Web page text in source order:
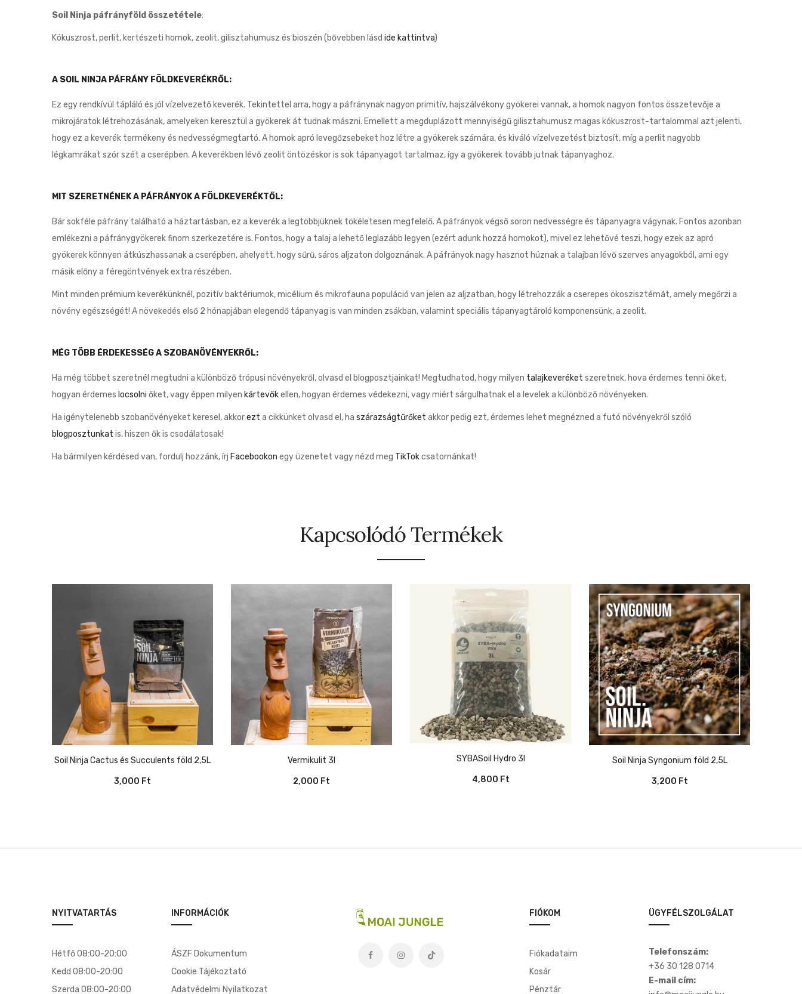
Soil Ninja páfrányföld összetétele:
Kókuszrost, perlit, kertészeti homok, zeolit, gilisztahumusz és bioszén (bővebben lásd ide kattintva)
A SOIL NINJA PÁFRÁNY FÖLDKEVERÉKRŐL:
Ez egy rendkívül tápláló és jól vízelvezető keverék. Tekintettel arra, hogy a páfránynak nagyon primitív, hajszálvékony gyökerei vannak, a homok nagyon fontos összetevője a
mikrojáratok létrehozásának, amelyeken keresztül a gyökerek át tudnak mászni. Emellett a megduplázott mennyiségű gilisztahumusz magas kókuszrost-tartalommal azt jelenti,
hogy ez a keverék termékeny és nedvességmegtartó. A homok apró levegőzsebeket hoz létre a gyökerek számára, és kiváló vízelvezetést biztosít, míg a perlit nagyobb
légkamrákat szór szét a cserépben. A keverékben lévő zeolit ​​öntözéskor is sok tápanyagot tartalmaz, így a gyökerek tovább jutnak tápanyaghoz.
MIT SZERETNÉNEK A PÁFRÁNYOK A FÖLDKEVERÉKTŐL:
Bár sokféle páfrány található a háztartásban, ez a keverék a legtöbbjüknek tökéletesen megfelelő. A páfrányok végső soron nedvességre és tápanyagra vágynak. Fontos azonban
emlékezni a páfránygyökerek finom szerkezetére is. Fontos, hogy a talaj a lehető leglazább legyen (ezért adunk hozzá homokot), mivel ez lehetővé teszi, hogy ezek az apró
gyökerek könnyen átkúszhassanak a cserépben, ahelyett, hogy sűrű, sáros aljzaton dolgoznának. A páfrányok nagy hasznot húznak a talajban lévő szerves anyagokból, ami egy
másik előny a féregöntvények extra részében.
Mint minden prémium keverékünknél, pozitív baktériumok, micélium és mikrofauna populáció van jelen az aljzatban, hogy létrehozzák a cserepes ökoszisztémát, amely megőrzi a
növény egészségét! A növekedés első 2 hónapjában elegendő tápanyag is van minden zsákban, valamint speciális tápanyagtároló komponensünk, a zeolit.
MÉG TÖBB ÉRDEKESSÉG A SZOBANÖVÉNYEKRŐL:
Ha még többet szeretnél megtudni a különböző trópusi növényekről, olvasd el blogposztjainkat! Megtudhatod, hogy milyen talajkeveréket szeretnek, hova érdemes tenni őket,
hogyan érdemes locsolni őket, vagy éppen milyen kártevőkellen, hogyan érdemes védekezni, vagy miért sárgulhatnak el a levelek a különböző növényeken.
Ha igénytelenebb szobanövényeket keresel, akkorezt a cikkünket olvasd el, ha szárazságtűrőket akkor pedig ezt, érdemes lehet megnézned a futó növényekről szóló
blogposztunkat is, hiszen ők is csodálatosak!
Ha bármilyen kérdésed van, fordulj hozzánk, írj Facebookon egy üzenetet vagy nézd meg TikTokcsatornánkat!
Kapcsolódó Termékek
Soil Ninja Cactus és Succulents föld 2,5L
3,000 Ft
Vermikulit 3l
2,000 Ft
SYBASoil Hydro 3l
4,800 Ft
Soil Ninja Syngonium föld 2,5L
3,200 Ft
NYITVATARTÁS
Hétfő 08:00-20:00
Kedd 08:00-20:00
Szerda 08:00-20:00
INFORMÁCIÓK
ÁSZF Dokumentum
Cookie Tájékoztató
Adatvédelmi Nyilatkozat
FIÓKOM
Fiókadataim
Kosár
Pénztár
ÜGYFÉLSZOLGÁLAT
Telefonszám:
+36 30 128 0714
E-mail cím: